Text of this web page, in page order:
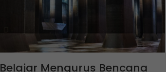
Belajar Mengurus Bencana